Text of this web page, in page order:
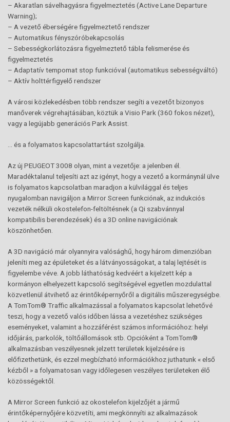
– Akaratlan sávelhagyásra figyelmeztetés (Active Lane Departure
Warning);
– A vezető éberségére figyelmeztető rendszer
– Automatikus fényszóróbekapcsolás
– Sebességkorlátozásra figyelmeztető tábla felismerése és
figyelmeztetés
– Adaptatív tempomat stop funkcióval (automatikus sebességváltó)
– Aktív holttérfigyelő rendszer
A városi közlekedésben több rendszer segíti a vezetőt bizonyos
manőverek végrehajtásában, köztük a Visio Park (360 fokos nézet),
vagy a legújabb generációs Park Assist.
… és a folyamatos kapcsolattartást szolgálja.
Az új PEUGEOT 3008 olyan, mint a vezetője: a jelenben él.
Maradéktalanul teljesíti azt az igényt, hogy a vezető a kormánynál ülve
is folyamatos kapcsolatban maradjon a külvilággal és teljes
nyugalomban navigáljon a Mirror Screen funkciónak, az indukciós
vezeték nélküli okostelefon-feltöltésnek (a Qi szabvánnyal
kompatibilis berendezések) és a 3D online navigációnak
köszönhetően.
A 3D navigáció már olyannyira valósághű, hogy három dimenzióban
jeleníti meg az épületeket és a látványosságokat, a talaj lejtését is
figyelembe véve. A jobb láthatóság kedvéért a kijelzett kép a
kormányon elhelyezett kapcsoló segítségével egyetlen mozdulattal
közvetlenül átvihető az érintőképernyőről a digitális műszeregységbe.
A TomTom® Traffic alkalmazással a folyamatos kapcsolat lehetővé
teszi, hogy a vezető valós időben lássa a vezetéshez szükséges
eseményeket, valamint a hozzáférést számos információhoz: helyi
időjárás, parkolók, töltőállomások stb. Opcióként a TomTom®
alkalmazásban veszélyesnek jelzett területek kijelzésére is
előfizethetünk, és ezzel megbízható információkhoz juthatunk « első
kézből » a folyamatosan vagy időlegesen veszélyes területeken élő
közösségektől.
A Mirror Screen funkció az okostelefon kijelzőjét a jármű
érintőképernyőjére közvetíti, ami megkönnyíti az alkalmazások